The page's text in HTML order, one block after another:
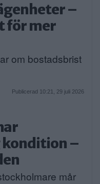
–
för mer
om bostadsbrist
Publicerad 10:21, 29 juli 2026
–
mår